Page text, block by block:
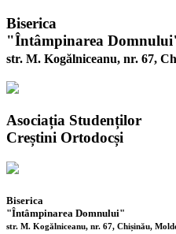
Biserica
"Întâmpinarea
str. M. Kogălniceanu, nr. 67,
Asociația Studenților
Creștini Ortodocși
Biserica
"Întâmpinarea Domnului"
str. M. Kogălniceanu, nr. 67, Chișinău,